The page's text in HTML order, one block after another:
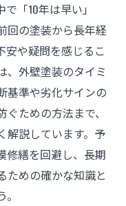
「10年は早い」
回の塗装から長年経
安や疑問を感じるこ
、外壁塗装のタイミ
基準や劣化サインの
ための方法まで、
解説しています。予
修繕を回避し、長期
ための確かな知識と